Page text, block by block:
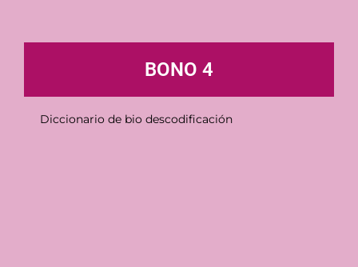
BONO 4
Diccionario de bio descodificación